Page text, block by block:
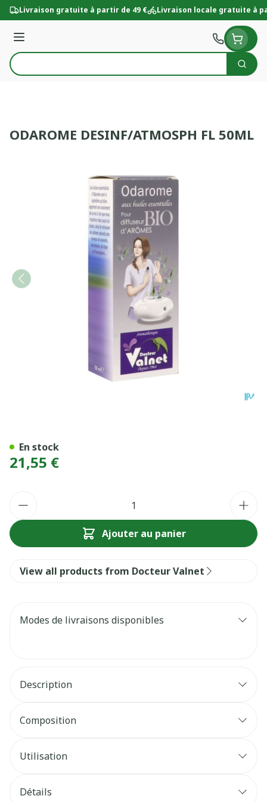
Aller au contenu
Livraison gratuite à partir de 49 € Livraison locale gratuite à
Menu
Rechercher
ODAROME DESINF/ATMOSPH FL 50ML
21,55 €
Ajouter au panier
En stock
View all products from Docteur Valnet
Modes de livraisons disponibles
Description
Composition
Utilisation
Détails